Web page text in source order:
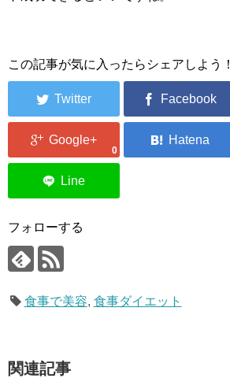
この記事が気に入ったらシェアしよう！
0
フォローする
食事で美容, 食事ダイエット
関連記事